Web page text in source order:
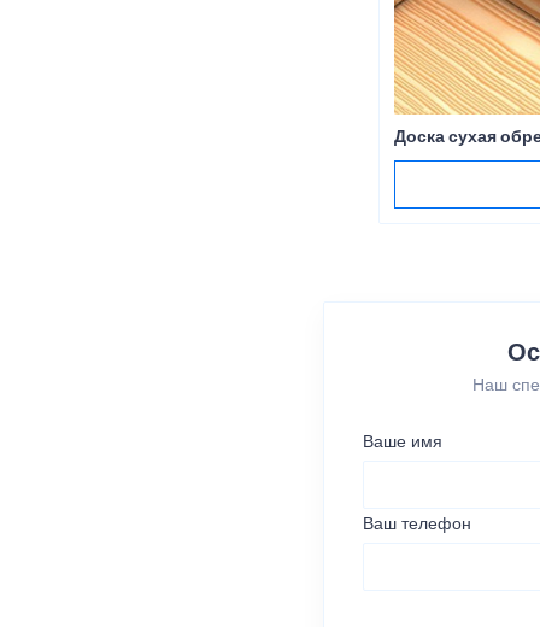
Доска сухая
Наш
Ваше имя
Ваш телефон